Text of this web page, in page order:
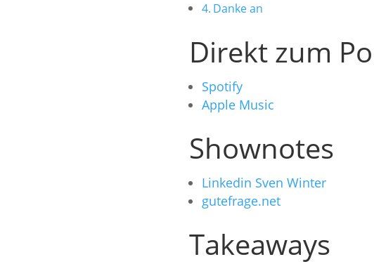
Danke an
Direkt zum
Spotify
Apple Music
Shownotes
Linkedin Sven Winter
gutefrage.net
Takeaways